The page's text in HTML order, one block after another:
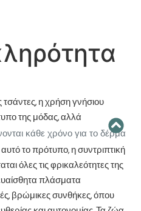
τσάντες, η χρήση γνήσιου
της μόδας, αλλά
κάθε χρόνο για το δέρμα
το πρότυπο, η συντριπτική
όλες τις φρικαλεότητες της
πλάσματα
βρώμικες συνθήκες, όπου